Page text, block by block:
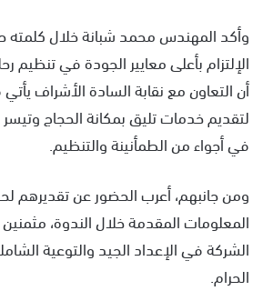
وأكد المهندس محمد شبانة خلال
الإلتزام بأعلى معايير الجودة في تنظيم
أن التعاون مع نقابة السادة الأشراف
لتقديم خدمات تليق بمكانة الحجاج وتيسر
في أجواء من الطمأنينة والتنظيم.
ومن جانبهم، أعرب الحضور عن تقديرهم
المعلومات المقدمة خلال الندوة،
الشركة في الإعداد الجيد والتوعية
الحرام.